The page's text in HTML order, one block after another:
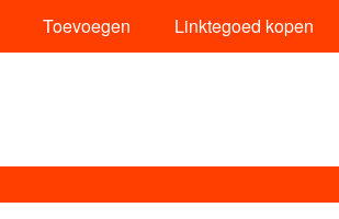
Toevoegen Linktegoed kopen